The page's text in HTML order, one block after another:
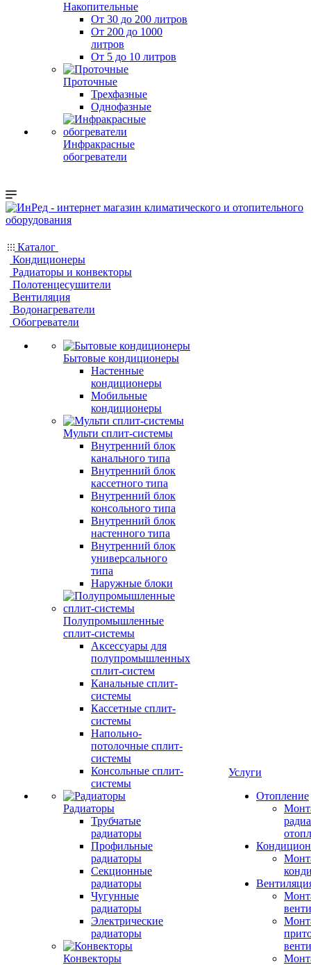
Накопительные
От 30 до 200 литров
От 200 до 1000
литров
От 5 до 10 литров
Проточные
Трехфазные
Однофазные
Инфракрасные
обогреватели
Каталог
Кондиционеры
Радиаторы и конвекторы
Полотенцесушители
Вентиляция
Водонагреватели
Обогреватели
Бытовые кондиционеры
Настенные
кондиционеры
Мобильные
кондиционеры
Мульти сплит-системы
Внутренний блок
канального типа
Внутренний блок
кассетного типа
Внутренний блок
консольного типа
Внутренний блок
настенного типа
Внутренний блок
универсального
типа
Наружные блоки
Полупромышленные
сплит-системы
Аксессуары для
полупромышленных
сплит-систем
Канальные сплит-
системы
Кассетные сплит-
системы
Напольно-
потолочные сплит-
системы
Консольные сплит-
системы
Радиаторы
Трубчатые
радиаторы
Профильные
радиаторы
Секционные
радиаторы
Чугунные
радиаторы
Электрические
радиаторы
Конвекторы
Услуги
Отопление